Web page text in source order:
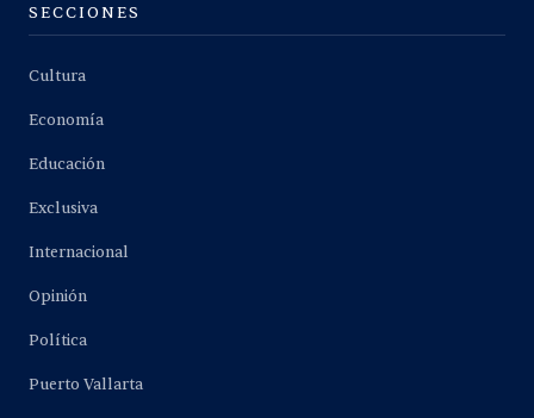
SECCIONES
Cultura
Economía
Educación
Exclusiva
Internacional
Opinión
Política
Puerto Vallarta